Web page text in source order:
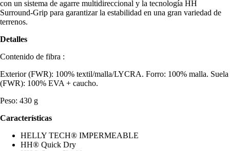
con un sistema de agarre multidireccional y la tecnología HH
Surround-Grip para garantizar la estabilidad en una gran variedad de
terrenos.
Detalles
Contenido de fibra :
Exterior (FWR): 100% textil/malla/LYCRA. Forro: 100% malla. Suela
(FWR): 100% EVA + caucho.
Peso: 430 g
Características
HELLY TECH® IMPERMEABLE
HH® Quick Dry